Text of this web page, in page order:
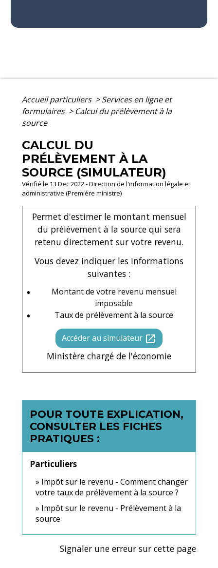
Accueil particuliers > Services en ligne et
formulaires > Calcul du prélèvement à la
source
CALCUL DU
PRÉLÈVEMENT À LA
SOURCE (SIMULATEUR)
Vérifié le 13 Dec 2022 - Direction de l'information légale et
administrative (Première ministre)
Permet d'estimer le montant mensuel
du prélèvement à la source qui sera
retenu directement sur votre revenu.
Vous devez indiquer les informations
suivantes :
Montant de votre revenu mensuel
imposable
Taux de prélèvement à la source
Accéder au simulateur open_in_new
Ministère chargé de l'économie
POUR TOUTE EXPLICATION,
CONSULTER LES FICHES
PRATIQUES :
Particuliers
Impôt sur le revenu - Comment changer
votre taux de prélèvement à la source ?
Impôt sur le revenu - Prélèvement à la
source
Signaler une erreur sur cette page